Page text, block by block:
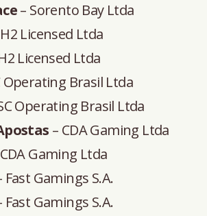
– Sorento Bay Ltda
Licensed Ltda
Licensed Ltda
Operating Brasil Ltda
Operating Brasil Ltda
– CDA Gaming Ltda
Gaming Ltda
Fast Gamings S.A.
Fast Gamings S.A.